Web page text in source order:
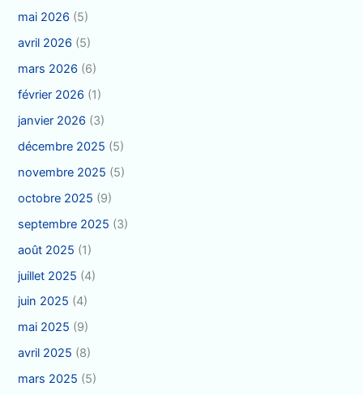
mai 2026 (5)
avril 2026 (5)
mars 2026 (6)
février 2026 (1)
janvier 2026 (3)
décembre 2025 (5)
novembre 2025 (5)
octobre 2025 (9)
septembre 2025 (3)
août 2025 (1)
juillet 2025 (4)
juin 2025 (4)
mai 2025 (9)
avril 2025 (8)
mars 2025 (5)